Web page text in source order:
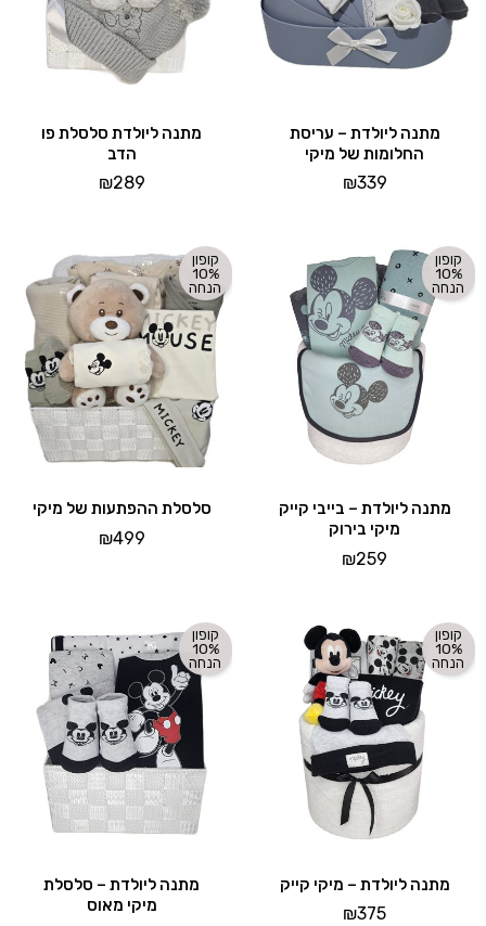
מתנה ליולדת – עריסת
החלומות של מיקי
₪339
מתנה ליולדת סלסלת פו
הדב
₪289
קופון
10%
הנחה
מתנה ליולדת – בייבי קייק
מיקי בירוק
₪259
קופון
10%
הנחה
סלסלת ההפתעות של מיקי
₪499
קופון
10%
הנחה
מתנה ליולדת – מיקי קייק
₪375
קופון
10%
הנחה
מתנה ליולדת – סלסלת
מיקי מאוס